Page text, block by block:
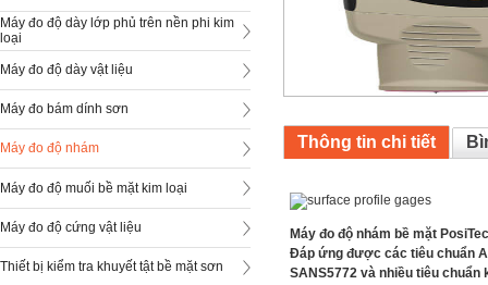
Máy đo độ dày lớp phủ trên nền phi kim
loại
Máy đo độ dày vật liệu
Máy đo bám dính sơn
Máy đo độ nhám
Máy đo độ muối bề mặt kim loại
Máy đo độ cứng vật liệu
Thiết bị kiểm tra khuyết tật bề mặt sơn
Thông tin chi tiết
Máy đo độ nhám bề mặt
Đáp ứng được các tiêu chuẩn
SANS5772 và nhiều tiêu chuẩn